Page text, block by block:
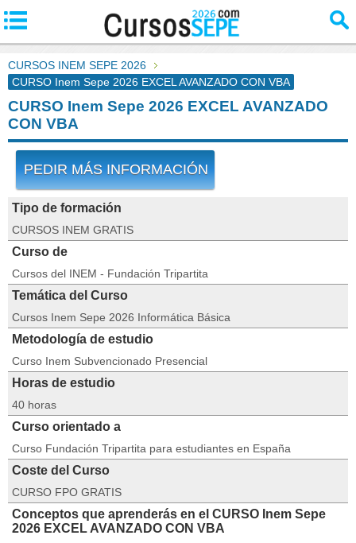
CURSOS INEM SEPE 2026
CURSO Inem Sepe 2026 EXCEL AVANZADO CON VBA
CURSO Inem Sepe 2026 EXCEL AVANZADO
CON VBA
PEDIR MÁS INFORMACIÓN
Tipo de formación
CURSOS INEM GRATIS
Curso de
Cursos del INEM - Fundación Tripartita
Temática del Curso
Cursos Inem Sepe 2026 Informática Básica
Metodología de estudio
Curso Inem Subvencionado Presencial
Horas de estudio
40 horas
Curso orientado a
Curso Fundación Tripartita para estudiantes en España
Coste del Curso
CURSO FPO GRATIS
Conceptos que aprenderás en el CURSO Inem Sepe
2026 EXCEL AVANZADO CON VBA